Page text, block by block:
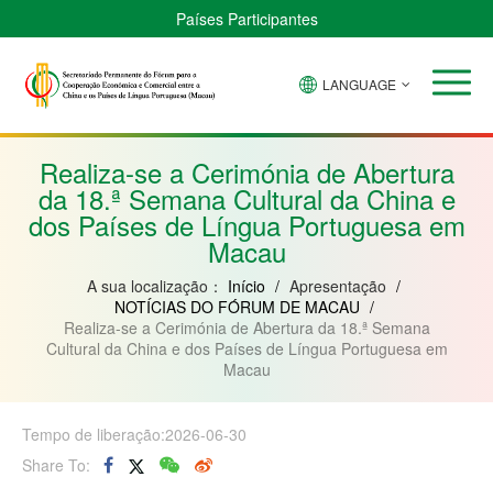
Países Participantes
Verde
Bissau
Guiné
Moçambique
LANGUAGE
Realiza-se a Cerimónia de Abertura
da 18.ª Semana Cultural da China e
dos Países de Língua Portuguesa em
Macau
A sua localização： Início / Apresentação /
NOTÍCIAS DO FÓRUM DE MACAU /
Realiza-se a Cerimónia de Abertura da 18.ª Semana
Cultural da China e dos Países de Língua Portuguesa em
Macau
Tempo de liberação:2026-06-30
Share To: